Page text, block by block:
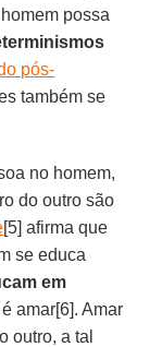
possa
pós-
também se
no homem,
do outro são
[5] afirma que
se educa
em
amar[6]. Amar
outro, a tal